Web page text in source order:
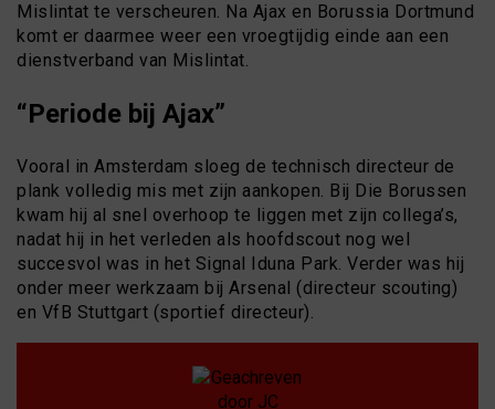
Mislintat te verscheuren. Na Ajax en Borussia Dortmund
komt er daarmee weer een vroegtijdig einde aan een
dienstverband van Mislintat.
“Periode bij Ajax”
Vooral in Amsterdam sloeg de technisch directeur de
plank volledig mis met zijn aankopen. Bij Die Borussen
kwam hij al snel overhoop te liggen met zijn collega’s,
nadat hij in het verleden als hoofdscout nog wel
succesvol was in het Signal Iduna Park. Verder was hij
onder meer werkzaam bij Arsenal (directeur scouting)
en VfB Stuttgart (sportief directeur).